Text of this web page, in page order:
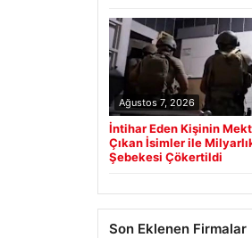
Ağustos 7, 2026
İntihar Eden Kişinin
Çıkan İsimler ile
Şebekesi Çökertildi
Son Eklenen Firmalar